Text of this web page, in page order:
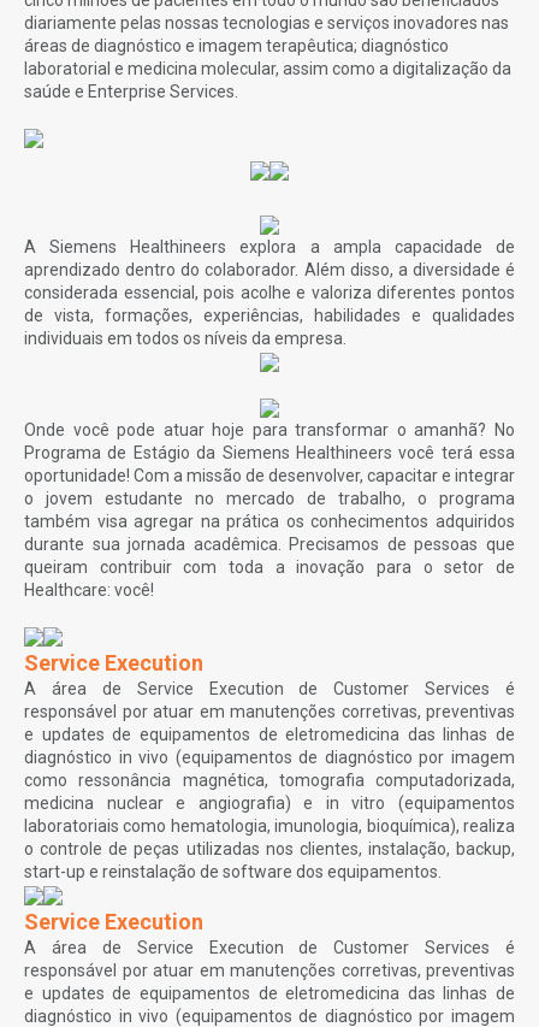
diariamente pelas nossas tecnologias e serviços inovadores nas
áreas de diagnóstico e imagem terapêutica; diagnóstico
laboratorial e medicina molecular, assim como a digitalização da
saúde e Enterprise Services.
A Siemens Healthineers explora a ampla capacidade de
aprendizado dentro do colaborador. Além disso, a diversidade é
considerada essencial, pois acolhe e valoriza diferentes pontos
de vista, formações, experiências, habilidades e qualidades
individuais em todos os níveis da empresa.
Onde você pode atuar hoje para transformar o amanhã? No
Programa de Estágio da Siemens Healthineers você terá essa
oportunidade! Com a missão de desenvolver, capacitar e integrar
o jovem estudante no mercado de trabalho, o programa
também visa agregar na prática os conhecimentos adquiridos
durante sua jornada acadêmica. Precisamos de pessoas que
queiram contribuir com toda a inovação para o setor de
Healthcare: você!
Service Execution
A área de Service Execution de Customer Services é
responsável por atuar em manutenções corretivas, preventivas
e updates de equipamentos de eletromedicina das linhas de
diagnóstico in vivo (equipamentos de diagnóstico por imagem
como ressonância magnética, tomografia computadorizada,
medicina nuclear e angiografia) e in vitro (equipamentos
laboratoriais como hematologia, imunologia, bioquímica), realiza
o controle de peças utilizadas nos clientes, instalação, backup,
start-up e reinstalação de software dos equipamentos.
Service Execution
A área de Service Execution de Customer Services é
responsável por atuar em manutenções corretivas, preventivas
e updates de equipamentos de eletromedicina das linhas de
diagnóstico in vivo (equipamentos de diagnóstico por imagem